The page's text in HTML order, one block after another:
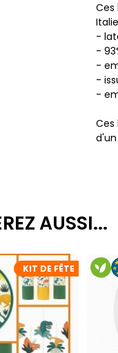
Ces
-
-
-
-
-
AUSSI...
KIT DE FÊTE